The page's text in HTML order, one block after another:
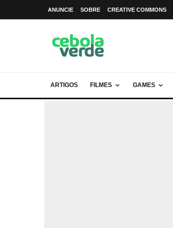
ANUNCIE SOBRE CREATIVE COMMONS
ARTIGOS FILMES GAMES